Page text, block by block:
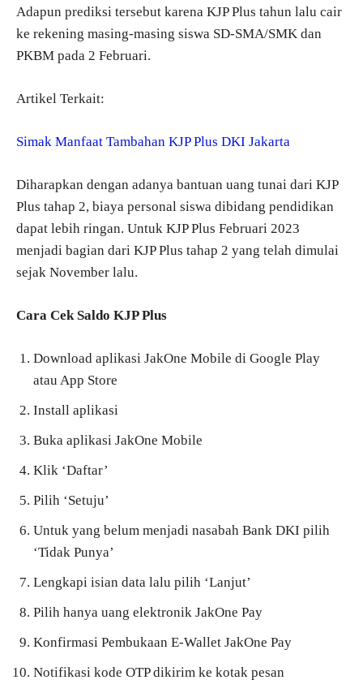
Adapun prediksi tersebut karena KJP Plus tahun lalu cair
ke rekening masing-masing siswa SD-SMA/SMK dan
PKBM pada 2 Februari.
Artikel Terkait:
Simak Manfaat Tambahan KJP Plus DKI Jakarta
Diharapkan dengan adanya bantuan uang tunai dari KJP
Plus tahap 2, biaya personal siswa dibidang pendidikan
dapat lebih ringan. Untuk KJP Plus Februari 2023
menjadi bagian dari KJP Plus tahap 2 yang telah dimulai
sejak November lalu.
Cara Cek Saldo KJP Plus
Download aplikasi JakOne Mobile di Google Play
atau App Store
Install aplikasi
Buka aplikasi JakOne Mobile
Klik ‘Daftar’
Pilih ‘Setuju’
Untuk yang belum menjadi nasabah Bank DKI pilih
‘Tidak Punya’
Lengkapi isian data lalu pilih ‘Lanjut’
Pilih hanya uang elektronik JakOne Pay
Konfirmasi Pembukaan E-Wallet JakOne Pay
Notifikasi kode OTP dikirim ke kotak pesan